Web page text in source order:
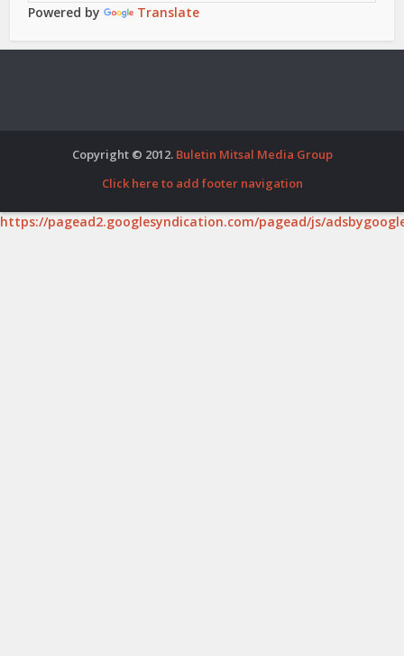
Powered by Translate
Copyright © 2012. Buletin Mitsal Media Group
Click here to add footer navigation
https://pagead2.googlesyndication.com/pagead/js/